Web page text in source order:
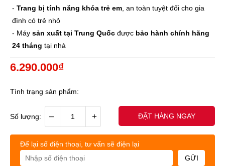
- Trang bị tính năng khóa trẻ em , an toàn tuyệt đối cho gia
đình có trẻ nhỏ
- Máy sản xuất tại Trung Quốc được bảo hành chính hãng
24 tháng tại nhà
6.290.000₫
Tình trạng sản phẩm:
Số lượng: – + ĐẶT HÀNG NGAY
Để lại số điện thoại, tư vấn sẽ điện lại
GỬI